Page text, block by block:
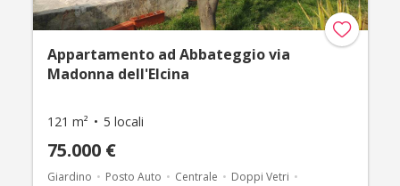
Appartamento ad Abbateggio via
Madonna dell'Elcina
121 m² 5 locali
75.000 €
Giardino Posto Auto Centrale
Doppi Vetri